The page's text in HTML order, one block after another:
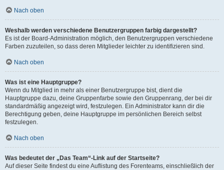
Nach oben
Weshalb werden verschiedene Benutzergruppen farbig dargestellt?
Es ist der Board-Administration möglich, den Benutzergruppen verschiedene
Farben zuzuteilen, so dass deren Mitglieder leichter zu identifizieren sind.
Nach oben
Was ist eine Hauptgruppe?
Wenn du Mitglied in mehr als einer Benutzergruppe bist, dient die
Hauptgruppe dazu, deine Gruppenfarbe sowie den Gruppenrang, der bei dir
standardmäßig angezeigt wird, festzulegen. Ein Administrator kann dir die
Berechtigung geben, deine Hauptgruppe im persönlichen Bereich selbst
festzulegen.
Nach oben
Was bedeutet der „Das Team“-Link auf der Startseite?
Auf dieser Seite findest du eine Auflistung des Forenteams, einschließlich der